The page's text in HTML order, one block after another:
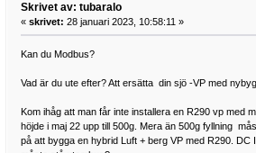
Skrivet av: tubaralo
« skrivet: 28 januari 2023, 10:58:11 »
Kan du Modbus?
Vad är du ute efter? Att ersätta din sjö -VP med
Kom ihåg att man får inte installera en R290 vp med
höjde i maj 22 upp till 500g. Mera än 500g fyllning
på att bygga en hybrid Luft + berg VP med R290. DC